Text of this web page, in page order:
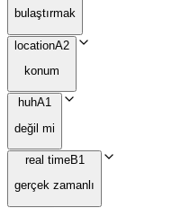
bulaştırmak
locationA2
konum
huhA1
değil mi
real timeB1
gerçek zamanlı